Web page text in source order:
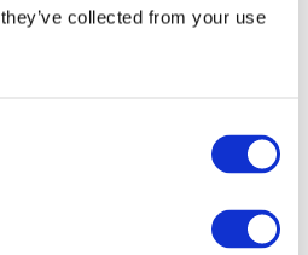
collected from your use
Заходи